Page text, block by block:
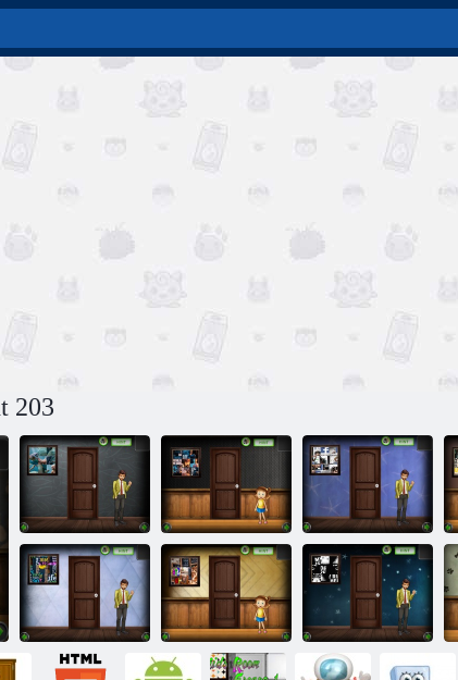
203
Amgel Easy
Room Flucht
Amgel Kids
Room Flucht
Amgel Easy
Room Flucht